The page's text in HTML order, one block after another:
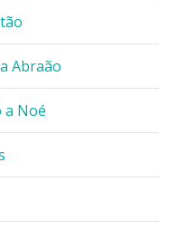
Abraão
a Noé